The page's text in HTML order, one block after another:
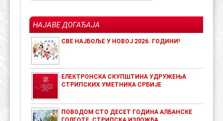
НАЈАВЕ ДОГАЂАЈА
СВЕ НАЈБОЉЕ У НОВОЈ 2026. ГОДИНИ!
ЕЛЕКТРОНСКА СКУПШТИНА УДРУЖЕЊА
СТРИПСКИХ УМЕТНИКА СРБИЈЕ
ПОВОДОМ СТО ДЕСЕТ ГОДИНА АЛБАНСКЕ